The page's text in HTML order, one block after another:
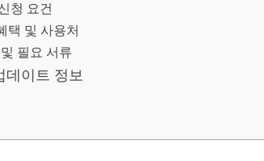
청 요건
택 및 사용처
필요 서류
데이트 정보